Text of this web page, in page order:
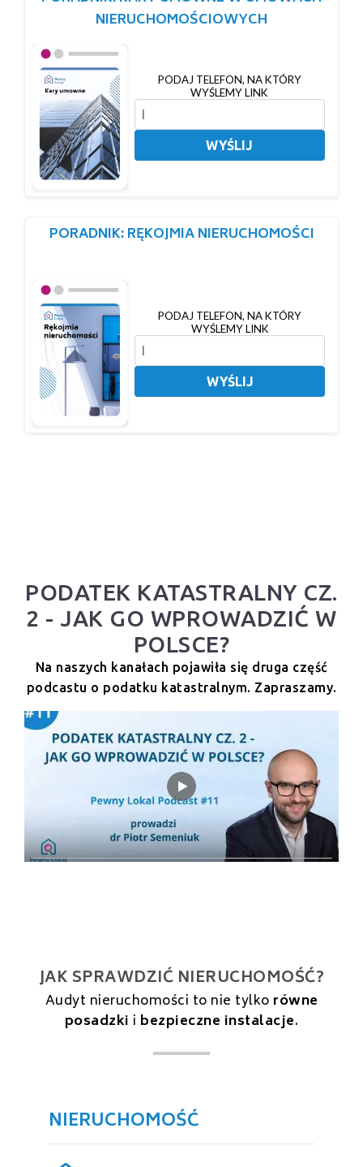
NIERUCHOMOŚCIOWYCH
PODAJ TELEFON, NA KTÓRY
WYŚLEMY LINK
WYŚLIJ
PORADNIK: RĘKOJMIA NIERUCHOMOŚCI
PODAJ TELEFON, NA KTÓRY
WYŚLEMY LINK
WYŚLIJ
PODATEK KATASTRALNY CZ.
2 - JAK GO WPROWADZIĆ W
POLSCE?
Na naszych kanałach pojawiła się druga część
podcastu o podatku katastralnym. Zapraszamy.
JAK SPRAWDZIĆ NIERUCHOMOŚĆ?
Audyt nieruchomości to nie tylko równe
posadzki i bezpieczne instalacje.
NIERUCHOMOŚĆ